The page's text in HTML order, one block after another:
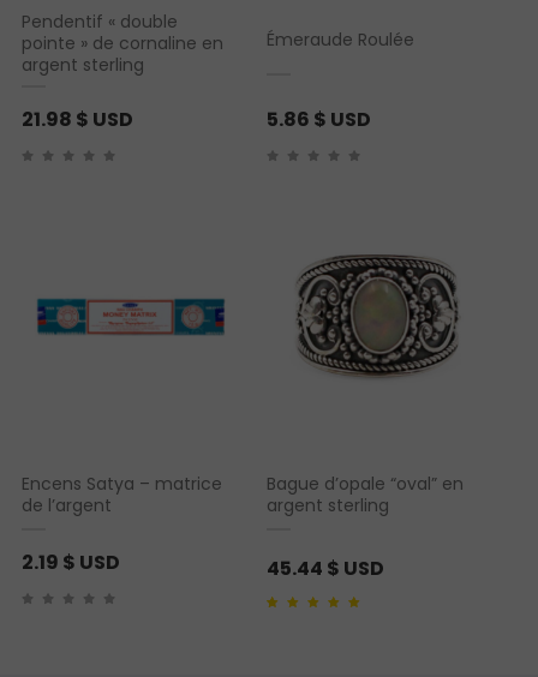
Pendentif « double
pointe » de cornaline en
argent sterling
21.98 $ USD
Émeraude Roulée
5.86 $ USD
Encens Satya – matrice
de l’argent
2.19 $ USD
Bague d’opale “oval” en
argent sterling
45.44 $ USD